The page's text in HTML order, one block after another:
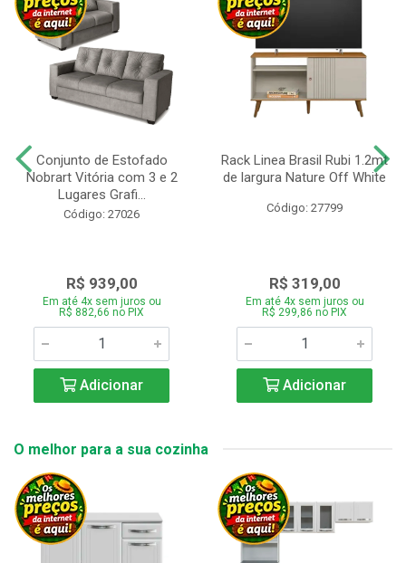
Conjunto de Estofado
Nobrart Vitória com 3 e 2
Lugares Grafi...
Código: 27026
R$ 939,00
Em até 4x sem juros ou
R$ 882,66 no PIX
Adicionar
Rack Linea Brasil Rubi 1.2mt
de largura Nature Off White
Código: 27799
R$ 319,00
Em até 4x sem juros ou
R$ 299,86 no PIX
Adicionar
O melhor para a sua cozinha